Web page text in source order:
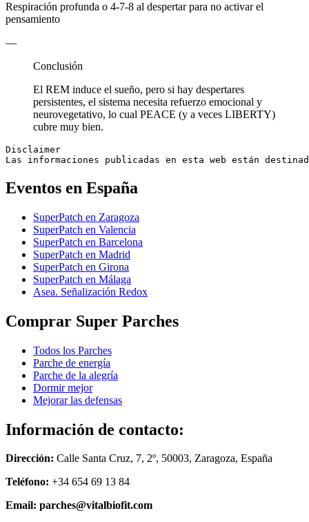
Respiración profunda o 4-7-8 al despertar para no activar el
pensamiento
—
Conclusión
El REM induce el sueño, pero si hay despertares
persistentes, el sistema necesita refuerzo emocional y
neurovegetativo, lo cual PEACE (y a veces LIBERTY)
cubre muy bien.
Disclaimer
Las informaciones publicadas en esta web están
Eventos en España
SuperPatch en Zaragoza
SuperPatch en Valencia
SuperPatch en Barcelona
SuperPatch en Madrid
SuperPatch en Girona
SuperPatch en Málaga
Asea. Señalización Redox
Comprar Super Parches
Todos los Parches
Parche de energía
Parche de la alegría
Dormir mejor
Mejorar las defensas
Información de contacto:
Dirección: Calle Santa Cruz, 7, 2º, 50003, Zaragoza, España
Teléfono: +34 654 69 13 84
Email: parches@vitalbiofit.com